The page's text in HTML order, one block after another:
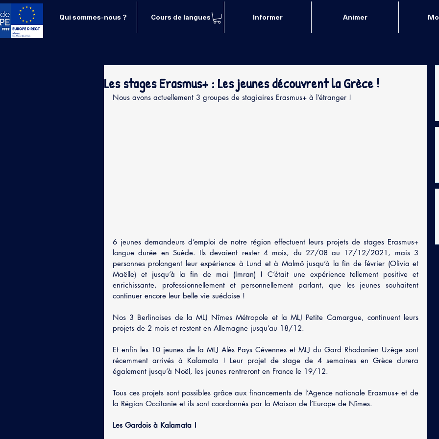
Qui sommes-nous ? Cours de langues Informer Animer
Les stages Erasmus+ : Les jeunes découvrent la Grèce !
Nous avons actuellement 3 groupes de stagiaires Erasmus+ à l’étranger !
6 jeunes demandeurs d’emploi de notre région effectuent leurs projets de stages Erasmus+
longue durée en Suède. Ils devaient rester 4 mois, du 27/08 au 17/12/2021, mais 3
personnes prolongent leur expérience à Lund et à Malmö jusqu’à la fin de février (Olivia et
Maëlle) et jusqu’à la fin de mai (Imran) ! C’était une expérience tellement positive et
enrichissante, professionnellement et personnellement parlant, que les jeunes souhaitent
continuer encore leur belle vie suédoise !
Nos 3 Berlinoises de la MLJ Nîmes Métropole et la MLJ Petite Camargue, continuent leurs
projets de 2 mois et restent en Allemagne jusqu’au 18/12.
Et enfin les 10 jeunes de la MLJ Alès Pays Cévennes et MLJ du Gard Rhodanien Uzège sont
récemment arrivés à Kalamata ! Leur projet de stage de 4 semaines en Grèce durera
également jusqu’à Noël, les jeunes rentreront en France le 19/12.
Tous ces projets sont possibles grâce aux financements de l’Agence nationale Erasmus+ et de
la Région Occitanie et ils sont coordonnés par la Maison de l’Europe de Nîmes.
Les Gardois à Kalamata !